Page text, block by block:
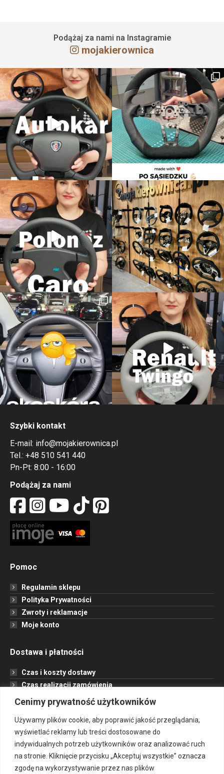
Cenimy prywatność użytkowników
Używamy plików cookie, aby poprawić jakość przeglądania,
wyświetlać reklamy lub treści dostosowane do
indywidualnych potrzeb użytkowników oraz analizować ruch
na stronie. Kliknięcie przycisku „Akceptuj wszystkie” oznacza
zgodę na wykorzystywanie przez nas plików
Podążaj za nami na Instagramie
mojakierownica
Szybki kontakt
E-mail: info@mojakierownica.pl
Tel.: +48 510 541 440
Pn-Pt: 8:00 - 16:00
Podążaj za nami
Pomoc
Regulamin sklepu
Polityka Prywatności
Zwroty i reklamacje
Moje konto
Dostawa i płatności
Czas i koszty dostawy
Czas realizacji zamówienia
Formy płatności
Informacje
Jak to działa?
Projekt